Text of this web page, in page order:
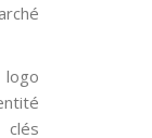
logo
clés